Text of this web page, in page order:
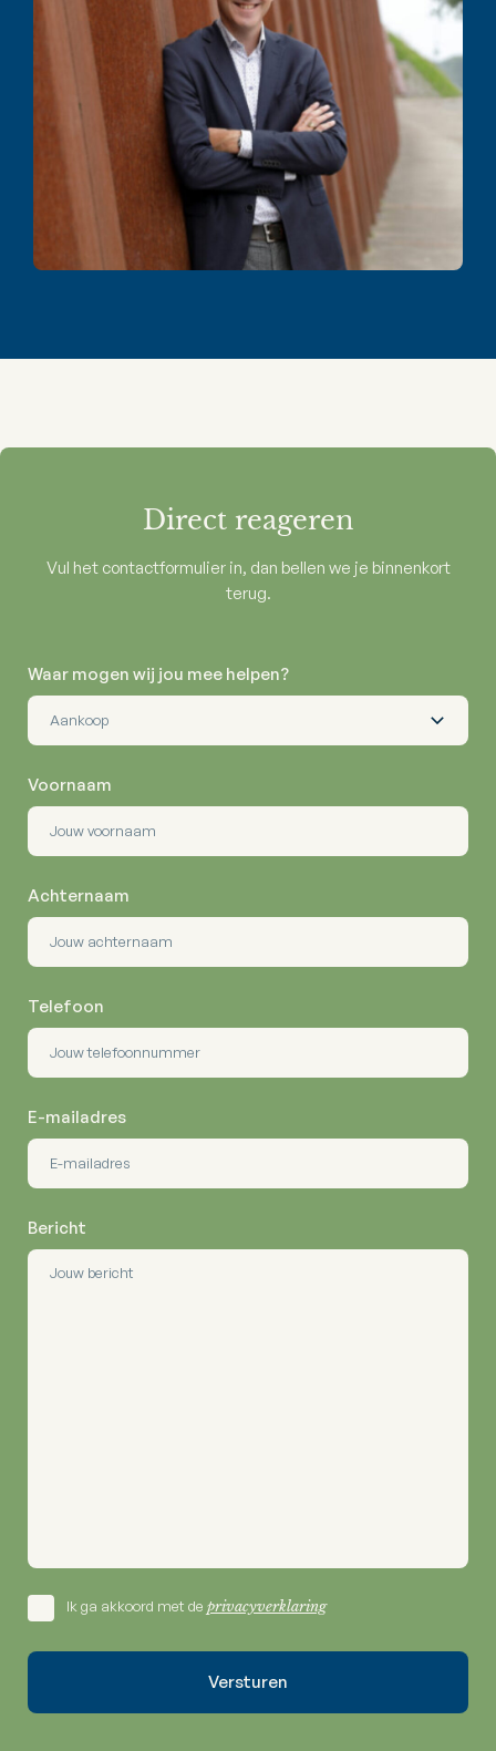
Direct reageren
Vul het contactformulier in, dan bellen we je binnenkort
terug.
Waar mogen wij jou mee helpen?
Voornaam
Achternaam
Telefoon
E-mailadres
Bericht
Ik ga akkoord met de privacyverklaring